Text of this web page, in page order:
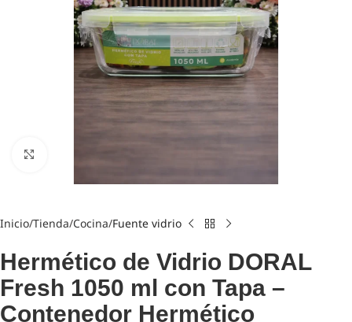
Inicio Tienda Cocina Fuente vidrio
Hermético de Vidrio DORAL
Fresh 1050 ml con Tapa –
Contenedor Hermético